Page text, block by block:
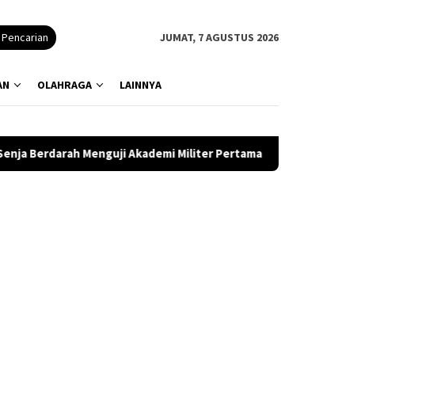
Pencarian JUMAT, 7 AGUSTUS 2026
OLAHRAGA LAINNYA
Militer Pertama Indonesia Desain Tangguh dan Makin